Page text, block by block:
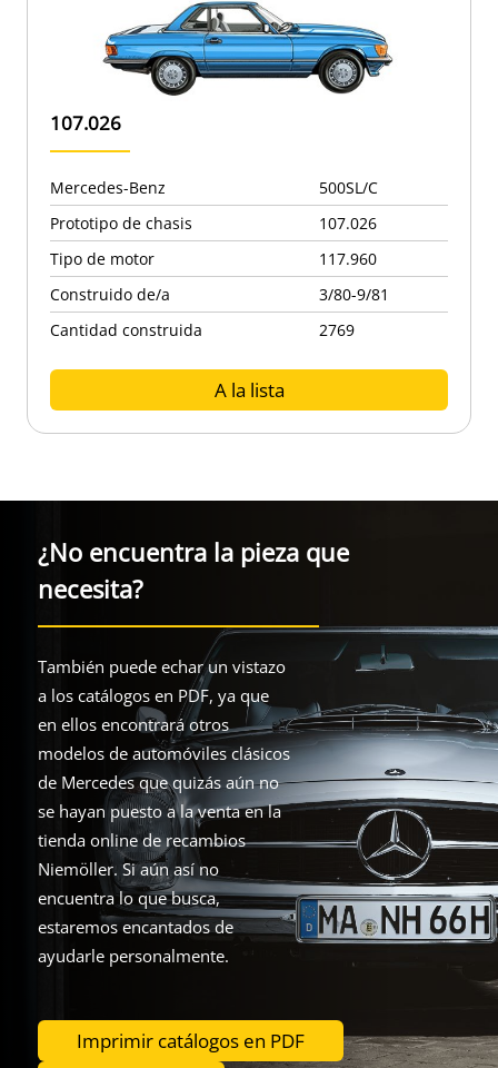
107.026
Mercedes-Benz
500SL/C
Prototipo de chasis
107.026
Tipo de motor
117.960
Construido de/a
3/80-9/81
Cantidad construida
2769
A la lista
¿No encuentra la pieza que
necesita?
También puede echar un vistazo
a los catálogos en PDF, ya que
en ellos encontrará otros
modelos de automóviles clásicos
de Mercedes que quizás aún no
se hayan puesto a la venta en la
tienda online de recambios
Niemöller. Si aún así no
encuentra lo que busca,
estaremos encantados de
ayudarle personalmente.
Imprimir catálogos en PDF